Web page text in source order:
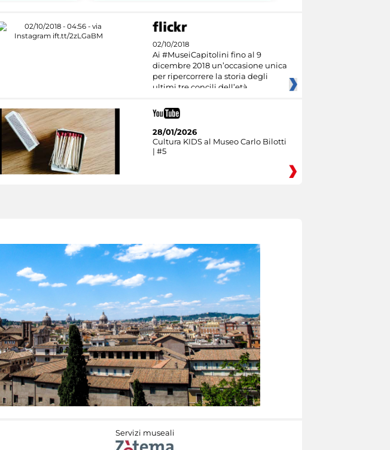
02/10/2018
Ai #MuseiCapitolini fino al 9
dicembre 2018 un’occasione unica
per ripercorrere la storia degli
ultimi tre concili dell’età
28/01/2026
Cultura KIDS al Museo Carlo Bilotti
| #5
Servizi museali